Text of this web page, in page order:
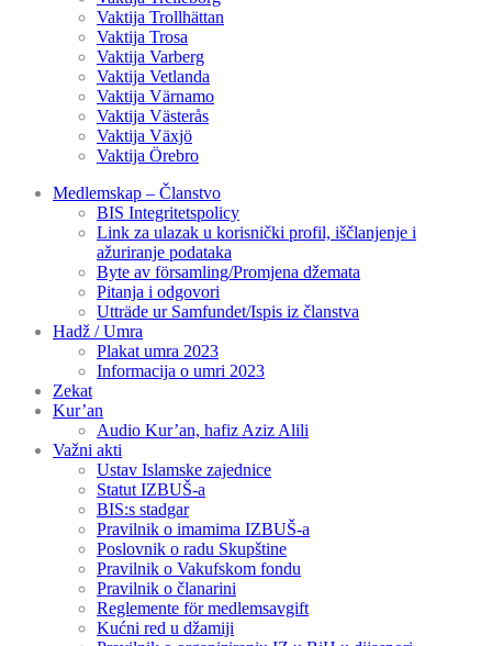
Vaktija Trollhättan
Vaktija Trosa
Vaktija Varberg
Vaktija Vetlanda
Vaktija Värnamo
Vaktija Västerås
Vaktija Växjö
Vaktija Örebro
Medlemskap – Članstvo
BIS Integritetspolicy
Link za ulazak u korisnički profil, iščlanjenje i
ažuriranje podataka
Byte av församling/Promjena džemata
Pitanja i odgovori
Utträde ur Samfundet/Ispis iz članstva
Hadž / Umra
Plakat umra 2023
Informacija o umri 2023
Zekat
Kur’an
Audio Kur’an, hafiz Aziz Alili
Važni akti
Ustav Islamske zajednice
Statut IZBUŠ-a
BIS:s stadgar
Pravilnik o imamima IZBUŠ-a
Poslovnik o radu Skupštine
Pravilnik o Vakufskom fondu
Pravilnik o članarini
Reglemente för medlemsavgift
Kućni red u džamiji